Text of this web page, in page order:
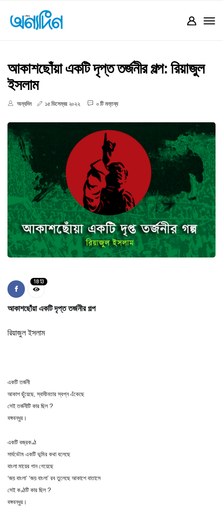
আকাশছোঁয়া একটি দৃপ্ত তর্জনীর গল্প: রিয়াজুল
ইসলাম
অন্যদিন ১৫ ডিসেম্বর ২০২২ ০ টি মন্তব্য
1813
আকাশছোঁয়া একটি দৃপ্ত তর্জনীর গল্প
রিয়াজুল ইসলাম
একটি তর্জনী
আকাশ ছুঁয়েছে, স্বাধীনতার স্বপ্ন এঁকেছে
সেই তর্জনীটি কার ছিল ?
বঙ্গবন্ধুর।
একটি বজ্রকণ্ঠ
সার্বভৌম একটি ভূমির কথা বলেছে
বাংলা মায়ের গান গেয়েছে
‘জয় বাংলা’ ‘জয় বাংলা’ রব তুলেছে আকাশে বাতাসে
সেই কণ্ঠটি কার ছিল ?
বঙ্গবন্ধুর।